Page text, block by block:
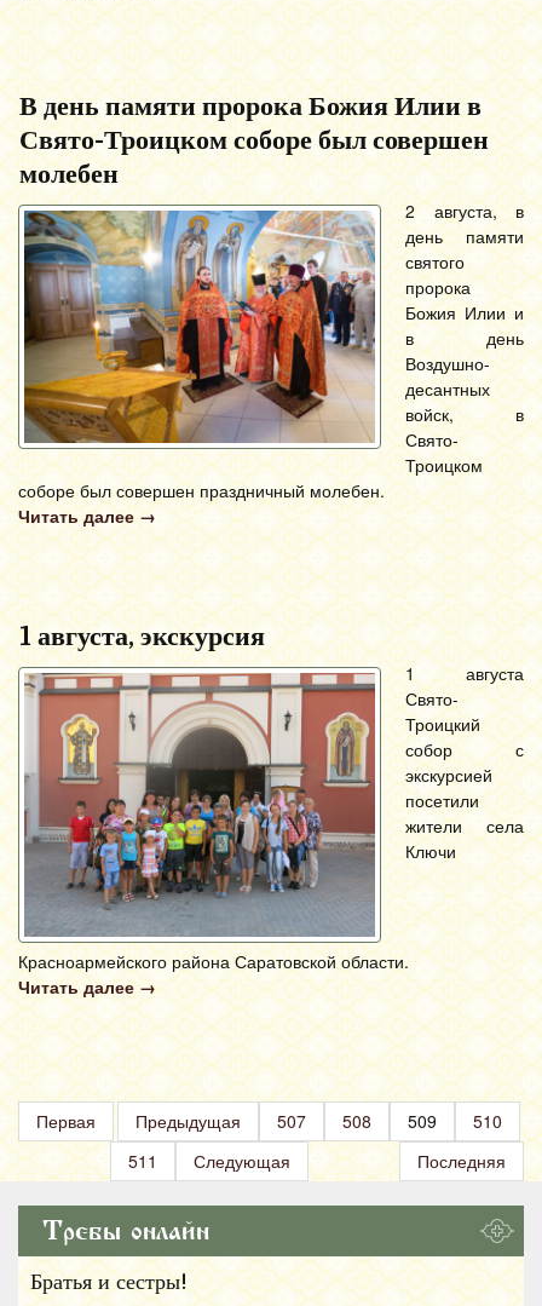
В день памяти пророка Божия Илии в
Свято-Троицком соборе был совершен
молебен
2 августа, в
день памяти
святого
пророка
Божия Илии и
в день
Воздушно-
десантных
войск, в
Свято-
Троицком
соборе был совершен праздничный молебен.
Читать далее →
1 августа, экскурсия
1 августа
Свято-
Троицкий
собор с
экскурсией
посетили
жители села
Ключи
Красноармейского района Саратовской области.
Читать далее →
Первая Предыдущая 507 508 509
510
511
Следующая Последняя
Требы онлайн
Братья и сестры!